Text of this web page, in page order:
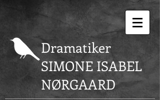
Dramatiker
SIMONE ISABEL
NØRGAARD